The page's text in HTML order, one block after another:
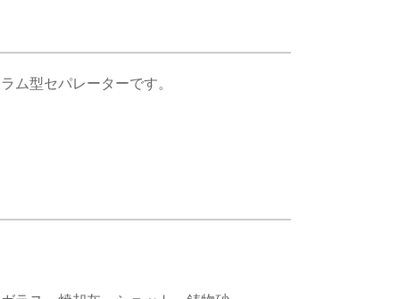
ム型セパレーターです。